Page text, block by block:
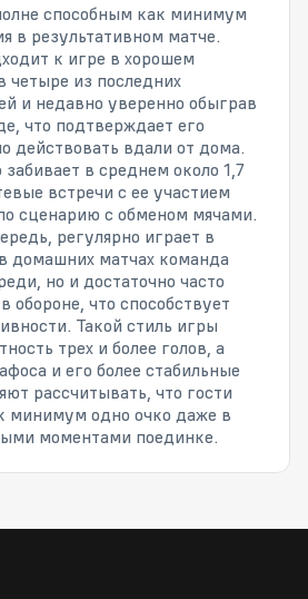
способным как минимум
в результативном матче.
к игре в хорошем
четыре из последних
и недавно уверенно обыграв
что подтверждает его
действовать вдали от дома.
в среднем около 1,7
встречи с ее участием
сценарию с обменом мячами.
регулярно играет в
домашних матчах команда
но и достаточно часто
обороне, что способствует
Такой стиль игры
трех и более голов, а
и его более стабильные
рассчитывать, что гости
минимум одно очко даже в
моментами поединке.